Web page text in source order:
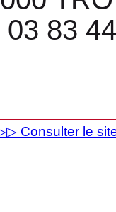
03 83
Consulter le